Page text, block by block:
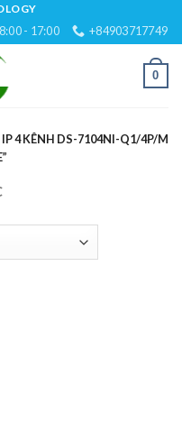
- 17:00 +84903717749
0
4 KÊNH DS-7104NI-Q1/4P/M